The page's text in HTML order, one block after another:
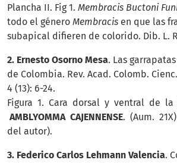
Plancha II. Fig 1. Membracis Buctoni
todo el género Membracis en que las
subapical difieren de colorido. Dib. L.
2. Ernesto Osorno Mesa. Las
de Colombia. Rev. Acad. Colomb.
4 (13): 6-24.
Figura 1. Cara dorsal y ventral de la
AMBLYOMMA CAJENNENSE. (Aum.
del autor).
3. Federico Carlos Lehmann Valencia.